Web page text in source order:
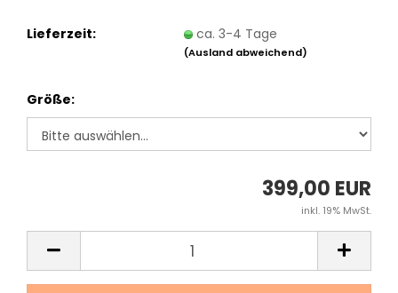
Lieferzeit: ca. 3-4 Tage
(Ausland abweichend)
Größe:
399,00 EUR
inkl. 19% MwSt.